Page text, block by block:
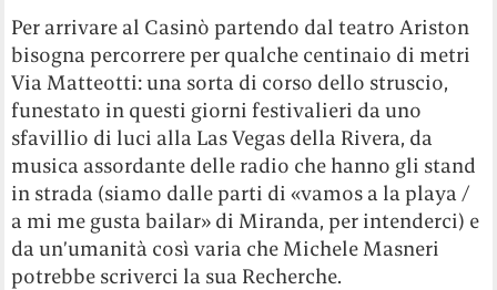
Per arrivare al Casinò partendo dal teatro Ariston
bisogna percorrere per qualche centinaio di metri
Via Matteotti: una sorta di corso dello struscio,
funestato in questi giorni festivalieri da uno
sfavillio di luci alla Las Vegas della Rivera, da
musica assordante delle radio che hanno gli stand
in strada (siamo dalle parti di «vamos a la playa /
a mi me gusta bailar» di Miranda, per intenderci) e
da un’umanità così varia che Michele Masneri
potrebbe scriverci la sua Recherche.